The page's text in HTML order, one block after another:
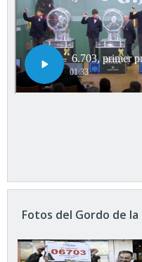
Fotos del Gordo de